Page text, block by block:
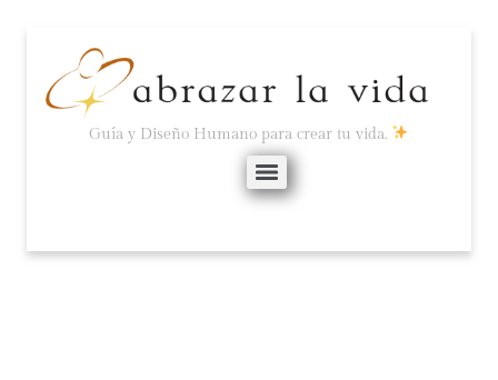
Guía y Diseño Humano para crear tu vida.